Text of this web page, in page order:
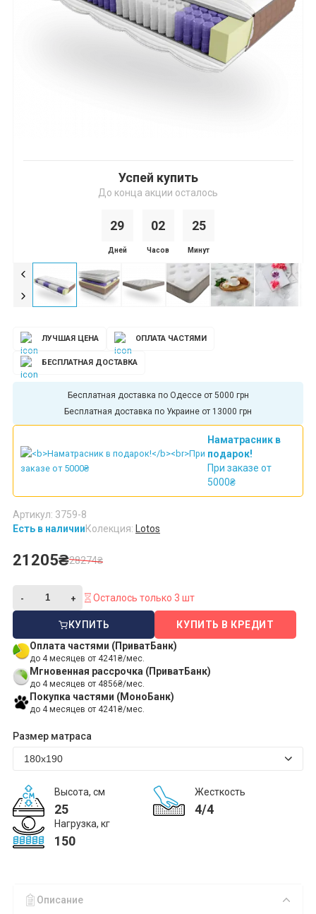
Успей купить
До конца акции осталось
29
Дней
02
Часов
25
Минут
ЛУЧШАЯ ЦЕНА ОПЛАТА ЧАСТЯМИ
БЕСПЛАТНАЯ ДОСТАВКА
Бесплатная доставка по Одессе от 5000 грн
Бесплатная доставка по Украине от 13000 грн
Наматрасник в
подарок!
При заказе от
5000₴
Есть в наличииКолекция: Lotos
Артикул: 3759-8
21205₴28274₴
Осталось только 3 шт
КУПИТЬ
Оплата частями (ПриватБанк)
до 4 месяцев от 4241₴/мес.
Мгновенная рассрочка (ПриватБанк)
до 4 месяцев от 4856₴/мес.
Покупка частями (МоноБанк)
до 4 месяцев от 4241₴/мес.
КУПИТЬ В КРЕДИТ
Размер матраса
Высота, см
25
Жесткость
4/4
Нагрузка, кг
150
Описание